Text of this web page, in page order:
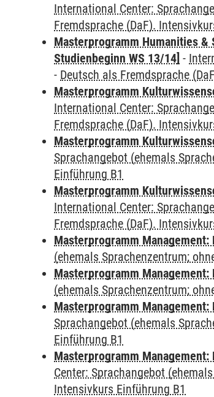
International Center:
Fremdsprache (DaF).
Masterprogramm Humanities
Studienbeginn WS 13/14] -
- Deutsch als Fremdsprache
Masterprogramm
International Center:
Fremdsprache (DaF).
Masterprogramm
Sprachangebot (ehemals
Einführung B1
Masterprogramm
International Center:
Fremdsprache (DaF).
Masterprogramm Management:
(ehemals Sprachenzentrum;
Masterprogramm
(ehemals Sprachenzentrum;
Masterprogramm
Sprachangebot (ehemals
Einführung B1
Masterprogramm
Center: Sprachangebot
Intensivkurs Einführung B1